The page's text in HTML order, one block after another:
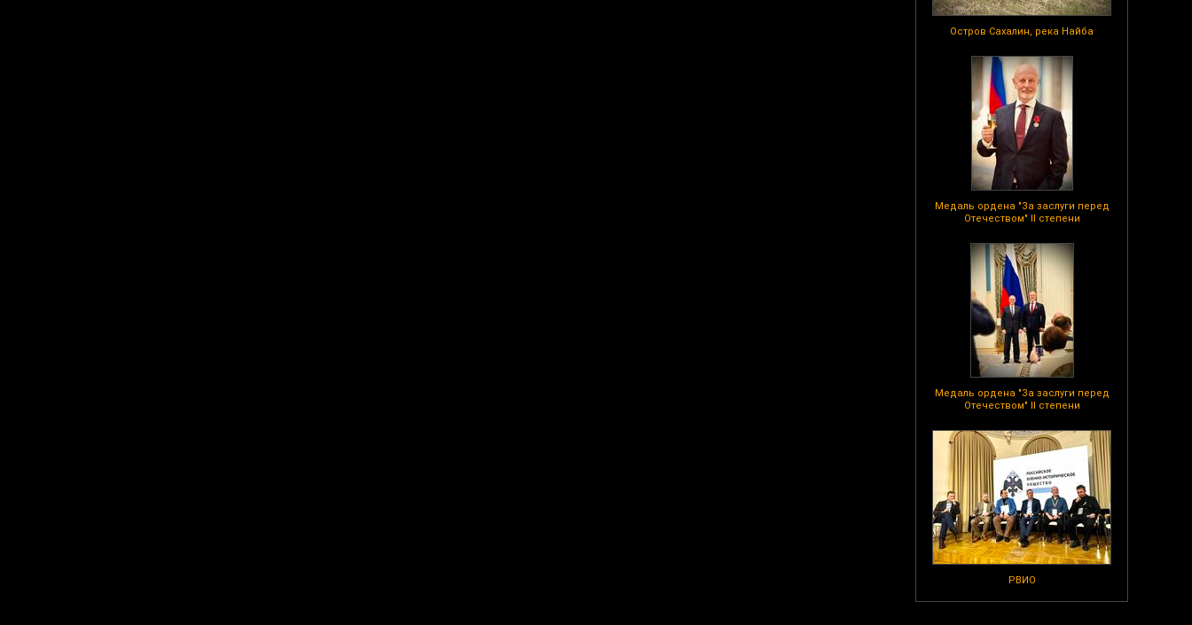
Остров Сахалин, река Найба
Медаль ордена "За заслуги перед
Отечеством" II степени
Медаль ордена "За заслуги перед
Отечеством" II степени
РВИО